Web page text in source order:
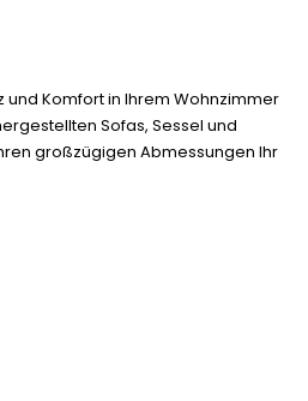
und Komfort in Ihrem Wohnzimmer
Sofas, Sessel und
großzügigen Abmessungen Ihr